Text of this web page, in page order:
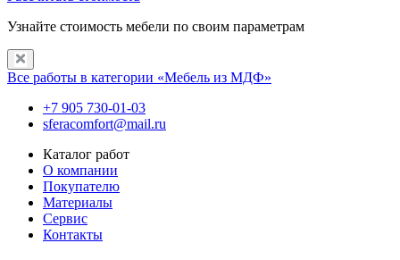
Узнайте стоимость мебели по своим параметрам
Все работы в категории «Мебель из МДФ»
+7 905 730-01-03
sferacomfort@mail.ru
Каталог работ
О компании
Покупателю
Материалы
Сервис
Контакты